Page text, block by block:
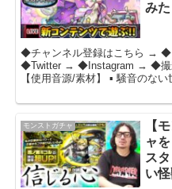
みた
◆チャンネル登録はこちら → ◆
◆Twitter → ◆Instagram → ◆撮
【使用音源/素材】 ▪️ 騒音のない
モンストガチャ
【
ャ
ス
い怪